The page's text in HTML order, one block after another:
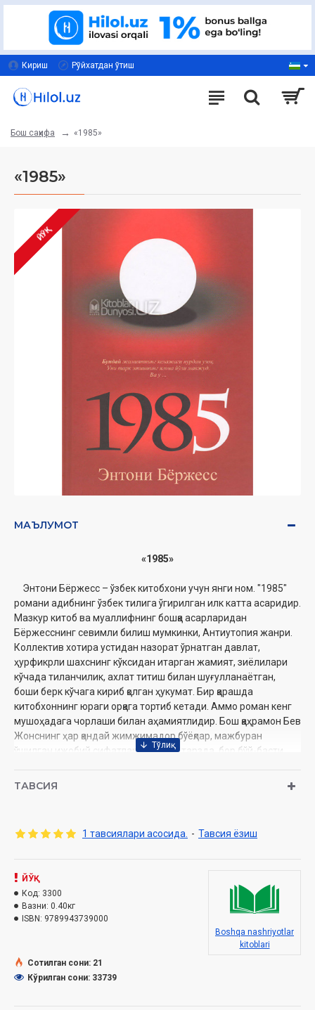
Кириш Рўйхатдан ўтиш
Бош саҳифа «1985»
«1985»
ЙЎҚ
МАЪЛУМОТ
«1985»
Энтони Бёржесс – ўзбек китобхони учун янги ном. "1985"
романи адибнинг ўзбек тилига ўгирилган илк катта асаридир.
Мазкур китоб ва муаллифнинг бошқа асарларидан
Бёржесснинг севимли билиш мумкинки, Антиутопия жанри.
Коллектив хотира устидан назорат ўрнатган давлат,
ҳурфикрли шахснинг кўксидан итарган жамият, зиёлилари
кўчада тиланчилик, ахлат титиш билан шуғулланаётган,
боши берк кўчага кириб қолган ҳукумат. Бир қарашда
китобхоннинг юраги орқага тортиб кетади. Аммо роман кенг
мушоҳадага чорлаши билан аҳамиятлидир. Бош қаҳрамон Бев
Жонснинг ҳар қандай жимжимадор бўёқлар, мажбуран
қўшилган ижобий сифатлардан холи тарзда, бор бўй-басти
асар такдим этаётган янги ғоя Сиз, азиз китобхонзарни
Таржимон:Сардор Салимов
Сана:
Бичими:84×108 1/32
ISBN:978-9943-7390-0-0
Муқоваси:қаттиқ
ТАВСИЯ
1 тавсиялари асосида. - Тавсия ёзиш
ЙЎҚ
Код: 3300
Вазни: 0.40кг
ISBN: 9789943739000
Boshqa nashriyotlar
kitoblari
Сотилган сони: 21
Кўрилган сони: 33739